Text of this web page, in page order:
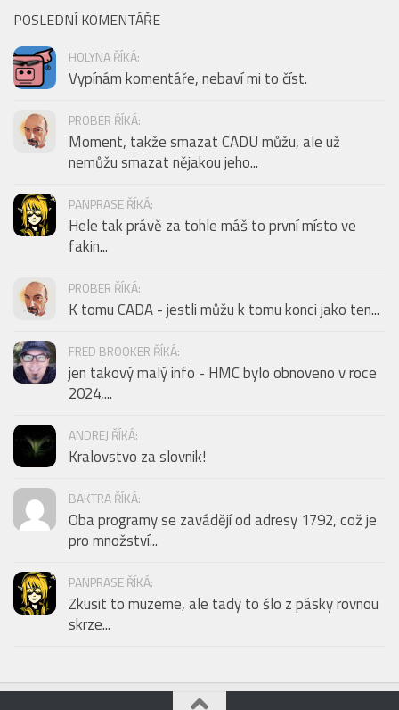
POSLEDNÍ KOMENTÁŘE
HOLYNA ŘÍKÁ:
Vypínám komentáře, nebaví mi to číst.
PROBER ŘÍKÁ:
Moment, takže smazat CADU můžu, ale už
nemůžu smazat nějakou jeho...
PANPRASE ŘÍKÁ:
Hele tak právě za tohle máš to první místo ve
fakin...
PROBER ŘÍKÁ:
K tomu CADA - jestli můžu k tomu konci jako ten...
FRED BROOKER ŘÍKÁ:
jen takový malý info - HMC bylo obnoveno v roce
2024,...
ANDREJ ŘÍKÁ:
Kralovstvo za slovnik!
BAKTRA ŘÍKÁ:
Oba programy se zavádějí od adresy 1792, což je
pro množství...
PANPRASE ŘÍKÁ:
Zkusit to muzeme, ale tady to šlo z pásky rovnou
skrze...